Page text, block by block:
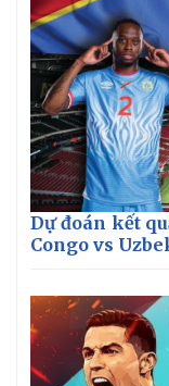
Dự đoán kết